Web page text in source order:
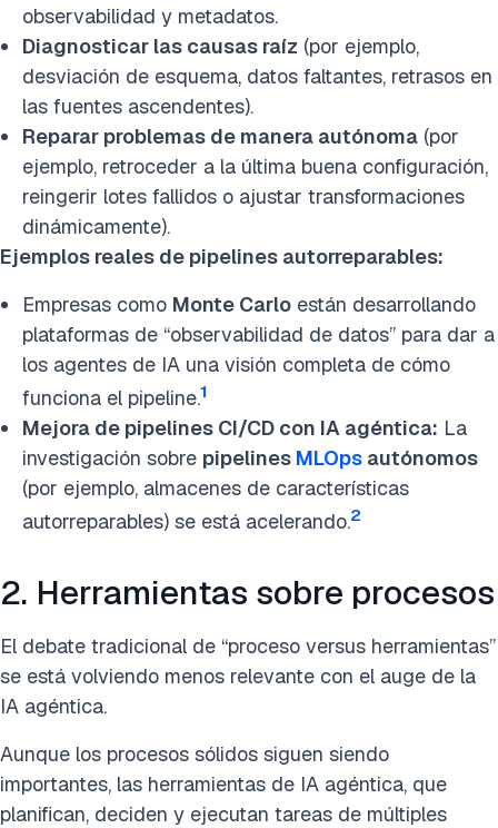
observabilidad y metadatos.
Diagnosticar las causas raíz (por ejemplo,
desviación de esquema, datos faltantes, retrasos en
las fuentes ascendentes).
Reparar problemas de manera autónoma (por
ejemplo, retroceder a la última buena configuración,
reingerir lotes fallidos o ajustar transformaciones
dinámicamente).
Ejemplos reales de pipelines autorreparables:
Empresas como Monte Carlo están desarrollando
plataformas de “observabilidad de datos” para dar a
los agentes de IA una visión completa de cómo
funciona el pipeline.1
Mejora de pipelines CI/CD con IA agéntica: La
investigación sobre pipelines MLOps autónomos
(por ejemplo, almacenes de características
autorreparables) se está acelerando.2
2. Herramientas sobre procesos
El debate tradicional de “proceso versus herramientas”
se está volviendo menos relevante con el auge de la
IA agéntica.
Aunque los procesos sólidos siguen siendo
importantes, las herramientas de IA agéntica, que
planifican, deciden y ejecutan tareas de múltiples